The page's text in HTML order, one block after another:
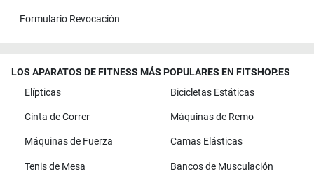
Formulario Revocación
LOS APARATOS DE FITNESS MÁS POPULARES EN FITSHOP.ES
Elípticas
Bicicletas Estáticas
Cinta de Correr Máquinas de Remo
Máquinas de Fuerza Camas Elásticas
Tenis de Mesa Bancos de Musculación